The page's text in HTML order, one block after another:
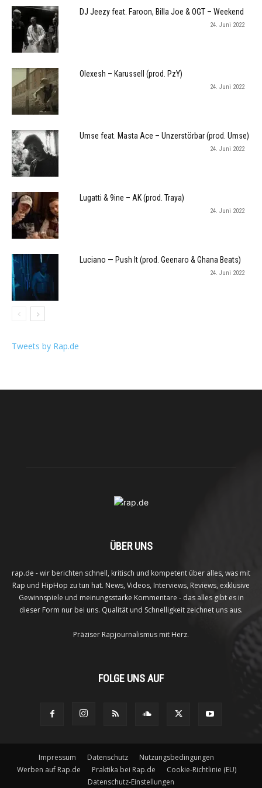
DJ Jeezy feat. Faroon, Billa Joe & OGT – Weekend
24. Juni 2022
Olexesh – Karussell (prod. PzY)
24. Juni 2022
Umse feat. Masta Ace – Unzerstörbar (prod. Umse)
24. Juni 2022
Lugatti & 9ine – AK (prod. Traya)
24. Juni 2022
Luciano — Push It (prod. Geenaro & Ghana Beats)
24. Juni 2022
Tweets by Rap.de
ÜBER UNS
rap.de - wir berichten schnell, kritisch und kompetent über alles, was mit
Rap und HipHop zu tun hat. News, Videos, Interviews, Reviews, exklusive
Gewinnspiele und meinungsstarke Kommentare - das alles gibt es in
dieser Form nur bei uns. Qualität und Schnelligkeit zeichnet uns aus.
Präziser Rapjournalismus mit Herz.
FOLGE UNS AUF
Impressum Datenschutz
Nutzungsbedingungen
Werben auf Rap.de
Praktika bei Rap.de
Cookie-Richtlinie (EU)
Datenschutz-Einstellungen